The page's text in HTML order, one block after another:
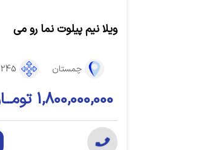
ویلا نیم پیلوت نما رو می
چمستان 245 متر
1,800,000,000 تومــان